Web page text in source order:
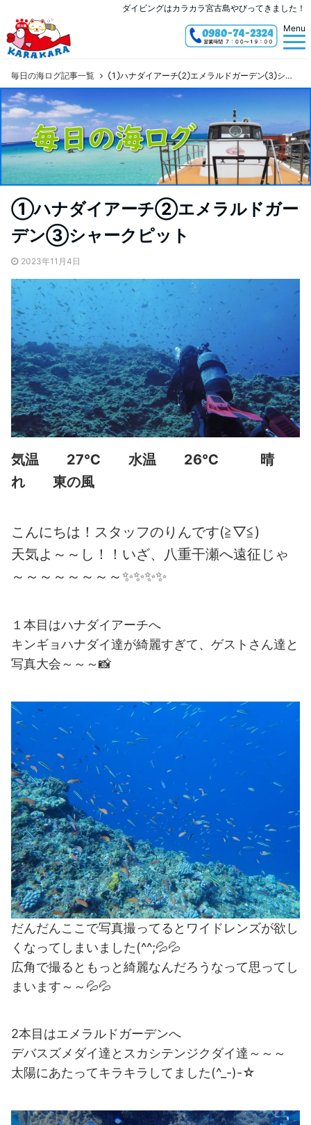
ダイビングはカラカラ宮古島やびってきました！
Menu
毎日の海ログ記事一覧 ①ハナダイアーチ②エメラルドガーデン③シャークピット
①ハナダイアーチ②エメラルドガー
デン③シャークピット
2023年11月4日
気温 27℃ 水温 26℃ 晴
れ 東の風
こんにちは！スタッフのりんです(≧▽≦)
天気よ～～し！！いざ、八重干瀬へ遠征じゃ
～～～～～～～～✨✨✨✨
１本目はハナダイアーチへ
キンギョハナダイ達が綺麗すぎて、ゲストさん達と
写真大会～～～📸
だんだんここで写真撮ってるとワイドレンズが欲し
くなってしまいました(^^;💦💦
広角で撮るともっと綺麗なんだろうなって思ってし
まいます～～💦💦
2本目はエメラルドガーデンへ
デバスズメダイ達とスカシテンジクダイ達～～～
太陽にあたってキラキラしてました(^_-)-☆